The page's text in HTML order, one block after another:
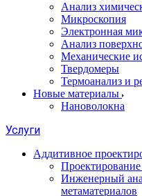
Анализ
Микроскопия
Электронная
Анализ
Механические
Твердомеры
Термоанализ и
Новые материалы
Нановолокна
Услуги
Аддитивное
Инженерный
метаматериалов